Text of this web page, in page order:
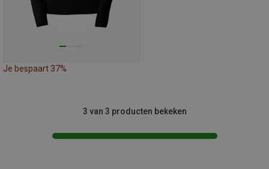
Je bespaart 37%
3 van 3 producten bekeken